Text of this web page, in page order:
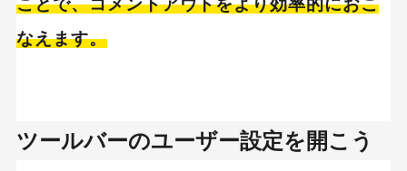
ことで、コメントアウトをより効率的におこ
なえます。
ツールバーのユーザー設定を開こう